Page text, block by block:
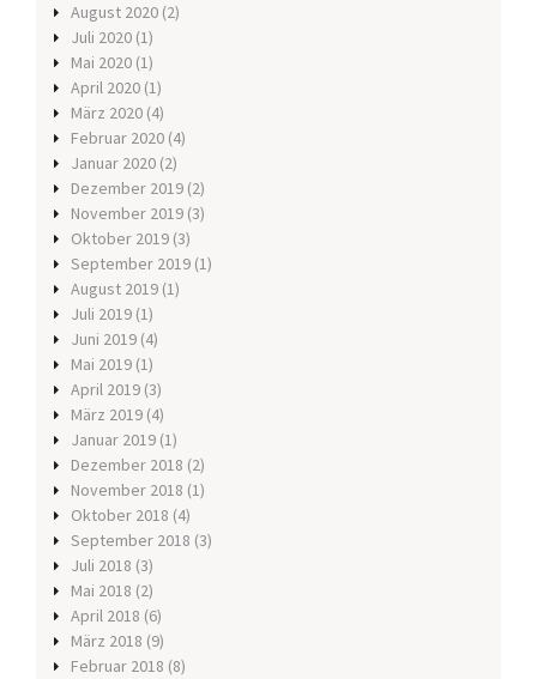
August 2020 (2)
Juli 2020 (1)
Mai 2020 (1)
April 2020 (1)
März 2020 (4)
Februar 2020 (4)
Januar 2020 (2)
Dezember 2019 (2)
November 2019 (3)
Oktober 2019 (3)
September 2019 (1)
August 2019 (1)
Juli 2019 (1)
Juni 2019 (4)
Mai 2019 (1)
April 2019 (3)
März 2019 (4)
Januar 2019 (1)
Dezember 2018 (2)
November 2018 (1)
Oktober 2018 (4)
September 2018 (3)
Juli 2018 (3)
Mai 2018 (2)
April 2018 (6)
März 2018 (9)
Februar 2018 (8)